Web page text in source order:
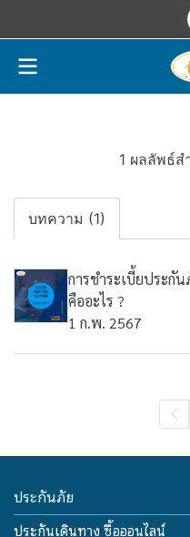
1 ผลลัพธ์ส
บทความ (1)
การชำระเบี้ยประกั
คืออะไร ?
1 ก.พ. 2567
ประกันภัย
ประกันเดินทาง ซื้อออนไลน์